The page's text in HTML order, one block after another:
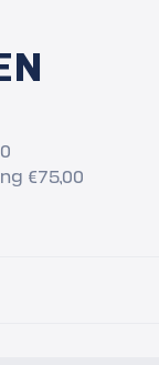
€75,00